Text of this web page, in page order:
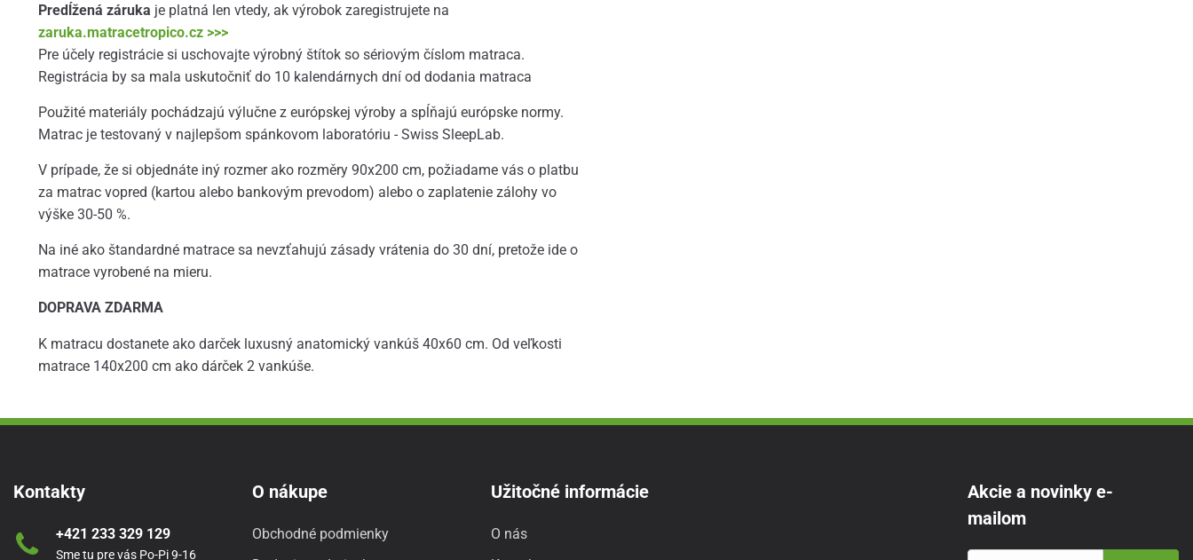
Predĺžená záruka je platná len vtedy, ak výrobok zaregistrujete na
zaruka.matracetropico.cz >>>
Pre účely registrácie si uschovajte výrobný štítok so sériovým číslom matraca.
Registrácia by sa mala uskutočniť do 10 kalendárnych dní od dodania matraca
Použité materiály pochádzajú výlučne z európskej výroby a spĺňajú európske normy.
Matrac je testovaný v najlepšom spánkovom laboratóriu - Swiss SleepLab.
V prípade, že si objednáte iný rozmer ako rozměry 90x200 cm, požiadame vás o platbu
za matrac vopred (kartou alebo bankovým prevodom) alebo o zaplatenie zálohy vo
výške 30-50 %.
Na iné ako štandardné matrace sa nevzťahujú zásady vrátenia do 30 dní, pretože ide o
matrace vyrobené na mieru.
DOPRAVA ZDARMA
K matracu dostanete ako darček luxusný anatomický vankúš 40x60 cm. Od veľkosti
matrace 140x200 cm ako dárček 2 vankúše.
Kontakty
+421 233 329 129
Sme tu pre vás Po-Pi 9-16
O nákupe
Obchodné podmienky
Užitočné informácie
O nás
Akcie a novinky e-
mailom